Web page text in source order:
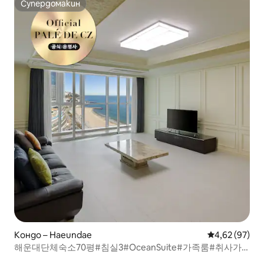
Супердомакин
Супердомакин
Кондо – Haeundae Средна
4,62 (97)
해운대단체숙소70평#침실3#OceanSuite#가족룸#취사가